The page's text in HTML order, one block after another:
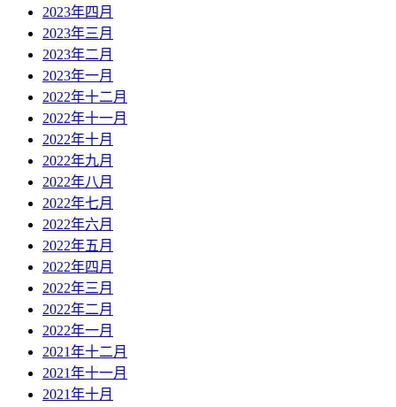
2023年四月
2023年三月
2023年二月
2023年一月
2022年十二月
2022年十一月
2022年十月
2022年九月
2022年八月
2022年七月
2022年六月
2022年五月
2022年四月
2022年三月
2022年二月
2022年一月
2021年十二月
2021年十一月
2021年十月